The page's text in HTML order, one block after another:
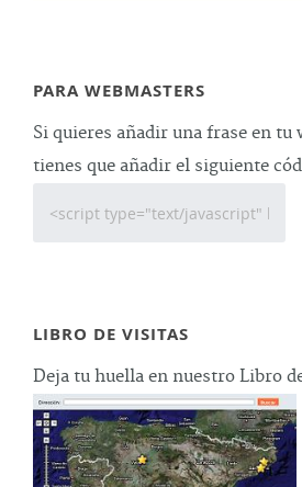
PARA WEBMASTERS
Si quieres añadir una frase en tu
tienes que añadir el siguiente
LIBRO DE VISITAS
Deja tu huella en nuestro Libro